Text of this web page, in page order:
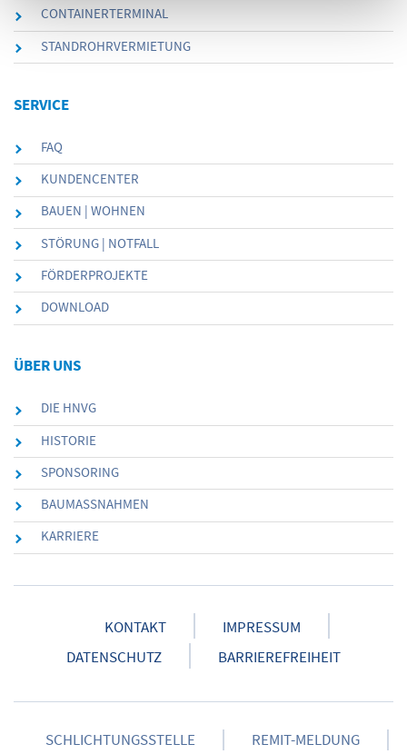
CONTAINERTERMINAL
STANDROHRVERMIETUNG
SERVICE
FAQ
KUNDENCENTER
BAUEN | WOHNEN
STÖRUNG | NOTFALL
FÖRDERPROJEKTE
DOWNLOAD
ÜBER UNS
DIE HNVG
HISTORIE
SPONSORING
BAUMASSNAHMEN
KARRIERE
KONTAKT
IMPRESSUM
DATENSCHUTZ
BARRIEREFREIHEIT
SCHLICHTUNGSSTELLE REMIT-MELDUNG